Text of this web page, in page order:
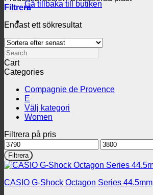
Gå tillbaka till butiken
Filtrera
Endast ett sökresultat
Search
Cart
Categories
Compagnie de Provence
E
Välj kategori
Women
Filtrera på pris
Min
pris
Max
pris
Filtrera
CASIO G-Shock Octagon Series 44.5mm